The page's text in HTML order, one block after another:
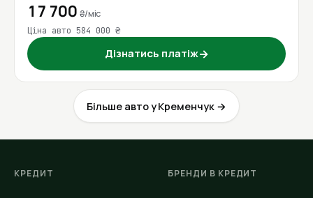
17 700 ₴/міс
Ціна авто 584 000 ₴
Дізнатись платіж→
Більше авто у Кременчук →
КРЕДИТ БРЕНДИ В КРЕДИТ